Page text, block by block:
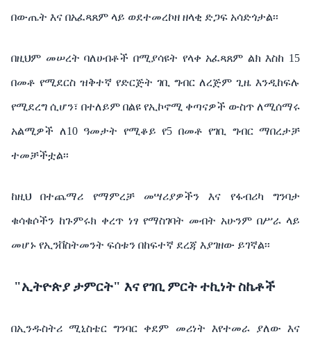
በውጤት እና በአፈጻጸም ላይ ወደተመረኮዘ ዘላቂ ድጋፍ አሳድጎታል፡፡
በዚህም መሠረት ባለሀብቶች በሚያሳዩት የላቀ አፈጻጸም ልክ እስከ 15
በመቶ የሚደርስ ዝቅተኛ የድርጅት ገቢ ግብር ለረጅም ጊዜ እንዲከፍሉ
የሚደረግ ሲሆን፣ በተለይም በልዩ የኢኮኖሚ ቀጣናዎች ውስጥ ለሚሰማሩ
አልሚዎች ለ10 ዓመታት የሚቆይ የ5 በመቶ የገቢ ግብር ማበረታቻ
ተመቻችቷል፡፡
ከዚህ በተጨማሪ የማምረቻ መሣሪያዎችን እና የፋብሪካ ግንባታ
ቁሳቁሶችን ከጉምሩክ ቀረጥ ነፃ የማስገባት መብት አሁንም በሥራ ላይ
መሆኑ የኢንቨስትመንት ፍሰቱን በከፍተኛ ደረጃ እያገዘው ይገኛል፡፡
"ኢትዮጵያታምርት" እና የገቢ ምርትተኪነትስኬቶች
በኢንዱስትሪ ሚኒስቴር ግንባር ቀደም መሪነት እየተመራ ያለው እና